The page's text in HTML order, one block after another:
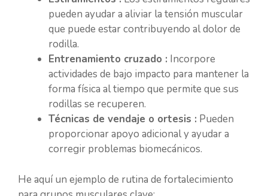
pueden ayudar a aliviar la tensión muscular
que puede estar contribuyendo al dolor de
rodilla.
Entrenamiento cruzado : Incorpore
actividades de bajo impacto para mantener la
forma física al tiempo que permite que sus
rodillas se recuperen.
Técnicas de vendaje o ortesis : Pueden
proporcionar apoyo adicional y ayudar a
corregir problemas biomecánicos.
He aquí un ejemplo de rutina de fortalecimiento